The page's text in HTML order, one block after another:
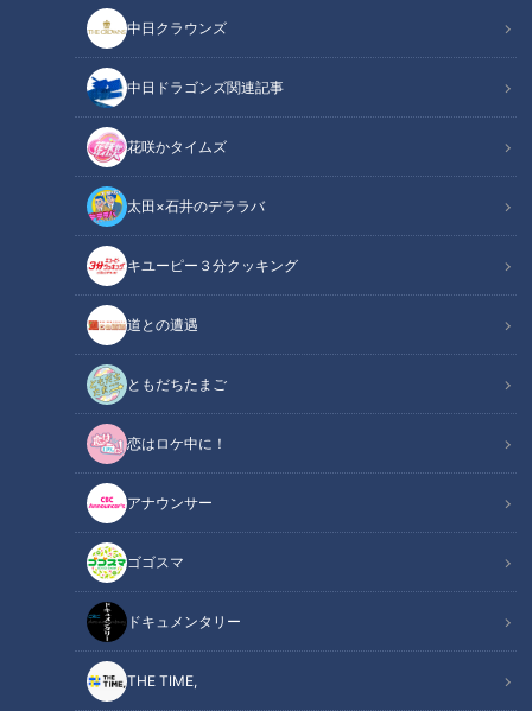
中日クラウンズ
中日ドラゴンズ関連記事
花咲かタイムズ
太田×石井のデララバ
キユーピー３分クッキング
道との遭遇
ともだちたまご
恋はロケ中に！
アナウンサー
ゴゴスマ
ドキュメンタリー
THE TIME,
CBCテレビ『地名しりとり』
地名しりとり 旅人ながつの挑戦
「地名しりとり 旅人ながつの挑戦」記事
街行く人と地名のしりとりをして、言われた場所には絶対行く
という超過酷旅に挑戦する『地名しりとり』。7ORDERの「な
がつ」こと長妻怜央が、ゴールの愛知・岐阜・三重3県の制覇
を目指します！
＜直近の移動メモ＞
…→新橋（東京都）→渋川市伊香保町水沢（群馬県）→若松町
○○（栃木県）
地名しりとりのルールはシンプル。街行く人と地名のしりとり